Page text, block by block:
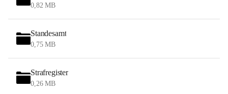
0,82 MB
Standesamt
0,75 MB
Strafregister
0,26 MB